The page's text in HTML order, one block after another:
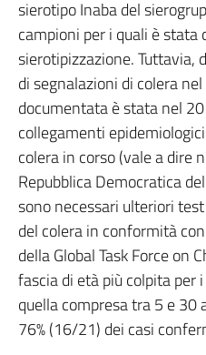
sierotipo Inaba del
campioni per i quali è stata
sierotipizzazione. Tuttavia,
di segnalazioni di colera
documentata è stata nel
collegamenti
colera in corso (vale a dire
Repubblica Democratica
sono necessari ulteriori
del colera in conformità
della Global Task Force on
fascia di età più colpita per
quella compresa tra 5 e 30
76% (16/21) dei casi